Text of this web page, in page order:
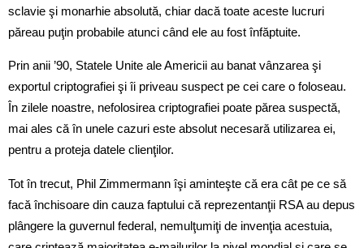
sclavie şi monarhie absolută, chiar dacă toate aceste lucruri
păreau puţin probabile atunci când ele au fost înfăptuite.
Prin anii ’90, Statele Unite ale Americii au banat vânzarea şi
exportul criptografiei şi îi priveau suspect pe cei care o foloseau.
În zilele noastre, nefolosirea criptografiei poate părea suspectă,
mai ales că în unele cazuri este absolut necesară utilizarea ei,
pentru a proteja datele clienţilor.
Tot în trecut, Phil Zimmermann îşi aminteşte că era cât pe ce să
facă închisoare din cauza faptului că reprezentanţii RSA au depus
plângere la guvernul federal, nemulţumiţi de invenţia acestuia,